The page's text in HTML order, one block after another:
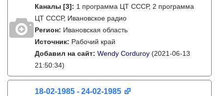
Каналы [3]: 1 программа ЦТ СССР, 2 программа
ЦТ СССР, Ивановское радио
Регион: Ивановская область
Источник: Рабочий край
Добавил на сайт: Wendy Corduroy (2021-06-13
21:50:34)
18-02-1985 - 24-02-1985